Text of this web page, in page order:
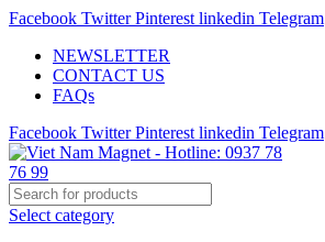
Facebook Twitter Pinterest linkedin Telegram
NEWSLETTER
CONTACT US
FAQs
Facebook Twitter Pinterest linkedin Telegram
Select category